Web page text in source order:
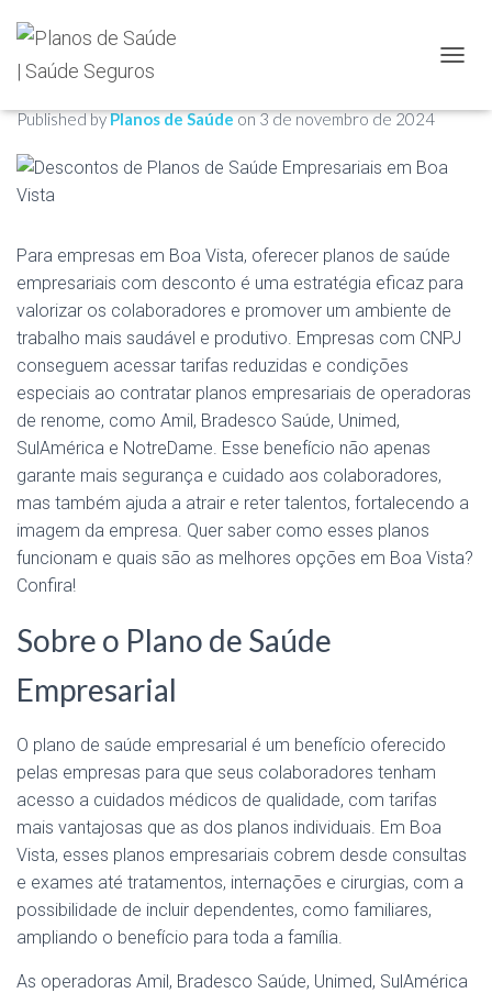
Descontos de Planos de Saúde
Empresariais em Boa Vista
Published byPlanos de Saúdeon3 de novembro de 2024
Para empresas em Boa Vista, oferecer planos de saúde
empresariais com desconto é uma estratégia eficaz para
valorizar os colaboradores e promover um ambiente de
trabalho mais saudável e produtivo. Empresas com CNPJ
conseguem acessar tarifas reduzidas e condições
especiais ao contratar planos empresariais de operadoras
de renome, como Amil, Bradesco Saúde, Unimed,
SulAmérica e NotreDame. Esse benefício não apenas
garante mais segurança e cuidado aos colaboradores,
mas também ajuda a atrair e reter talentos, fortalecendo a
imagem da empresa. Quer saber como esses planos
funcionam e quais são as melhores opções em Boa Vista?
Confira!
Sobre o Plano de Saúde
Empresarial
O plano de saúde empresarial é um benefício oferecido
pelas empresas para que seus colaboradores tenham
acesso a cuidados médicos de qualidade, com tarifas
mais vantajosas que as dos planos individuais. Em Boa
Vista, esses planos empresariais cobrem desde consultas
e exames até tratamentos, internações e cirurgias, com a
possibilidade de incluir dependentes, como familiares,
ampliando o benefício para toda a família.
As operadoras Amil, Bradesco Saúde, Unimed, SulAmérica